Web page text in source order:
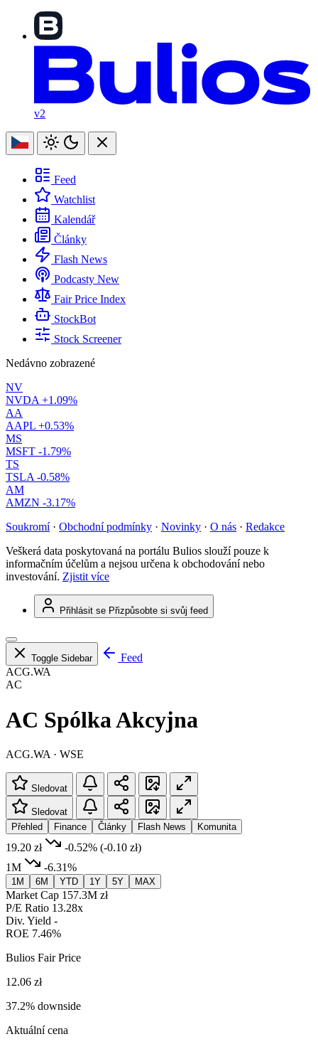
v2
Feed
Watchlist
Kalendář
Články
Flash News
Podcasty New
Fair Price Index
StockBot
Stock Screener
Nedávno zobrazené
NV
NVDA +1.09%
AA
AAPL +0.53%
MS
MSFT -1.79%
TS
TSLA -0.58%
AM
AMZN -3.17%
Soukromí · Obchodní podmínky · Novinky · O nás · Redakce
Veškerá data poskytovaná na portálu Bulios slouží pouze k
informačním účelům a nejsou určena k obchodování nebo
investování. Zjistit více
Přihlásit se Přizpůsobte si svůj feed
Toggle Sidebar
Feed
ACG.WA
AC
AC Spólka Akcyjna
ACG.WA · WSE
Sledovat
Sledovat
Přehled
Finance Články Flash News Komunita
19.20 zł -0.52% (-0.10 zł)
1M
-6.31%
1M 6M YTD 1Y 5Y MAX
Market Cap 157.3M zł
P/E Ratio 13.28x
Div. Yield -
ROE 7.46%
Bulios Fair Price
12.06 zł
37.2% downside
Aktuální cena